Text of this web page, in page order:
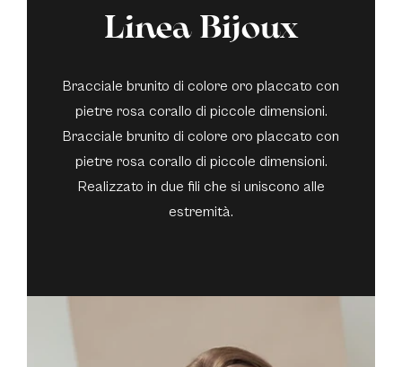
Linea Bijoux
Bracciale brunito di colore oro placcato con
pietre rosa corallo di piccole dimensioni.
Bracciale brunito di colore oro placcato con
pietre rosa corallo di piccole dimensioni.
Realizzato in due fili che si uniscono alle
estremità.